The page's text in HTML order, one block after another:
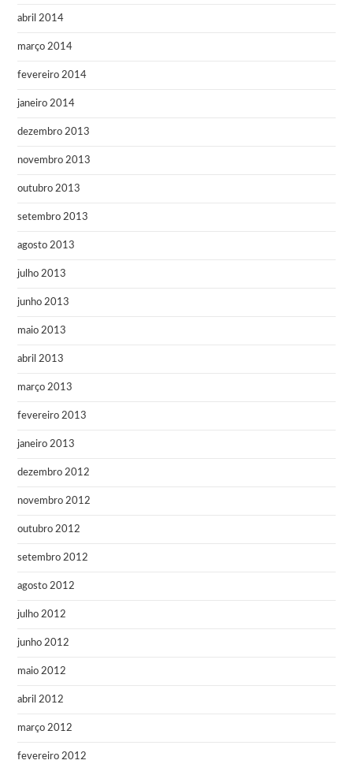
abril 2014
março 2014
fevereiro 2014
janeiro 2014
dezembro 2013
novembro 2013
outubro 2013
setembro 2013
agosto 2013
julho 2013
junho 2013
maio 2013
abril 2013
março 2013
fevereiro 2013
janeiro 2013
dezembro 2012
novembro 2012
outubro 2012
setembro 2012
agosto 2012
julho 2012
junho 2012
maio 2012
abril 2012
março 2012
fevereiro 2012